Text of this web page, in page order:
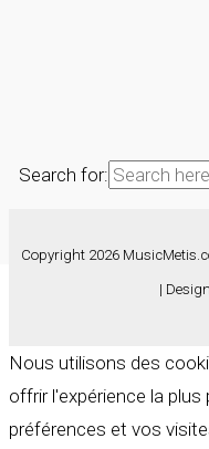
Search for:
Copyright 2026
|
Nous utilisons des
offrir l'expérience la
préférences et vos